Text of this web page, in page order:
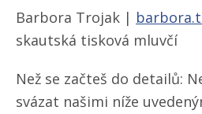
Barbora Trojak |
skautská tisková mluvčí
Než se začteš do detailů:
svázat našimi níže